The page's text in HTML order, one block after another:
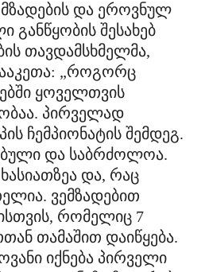
და ეროვნულ
განწყობის შესახებ
თავდამსხმელმა,
: „როგორც
ყოველთვის
პირველად
ჩემპიონატის შემდეგ.
და საბრძოლოა.
და, რაც
ვემზადებით
რომელიც 7
თამაშით დაიწყება.
იქნება პირველი